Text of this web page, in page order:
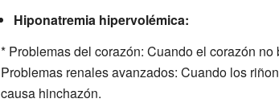
Hiponatremia hipervolémica:
* Problemas del corazón: Cuando el corazón
Problemas renales avanzados: Cuando los
causa hinchazón.